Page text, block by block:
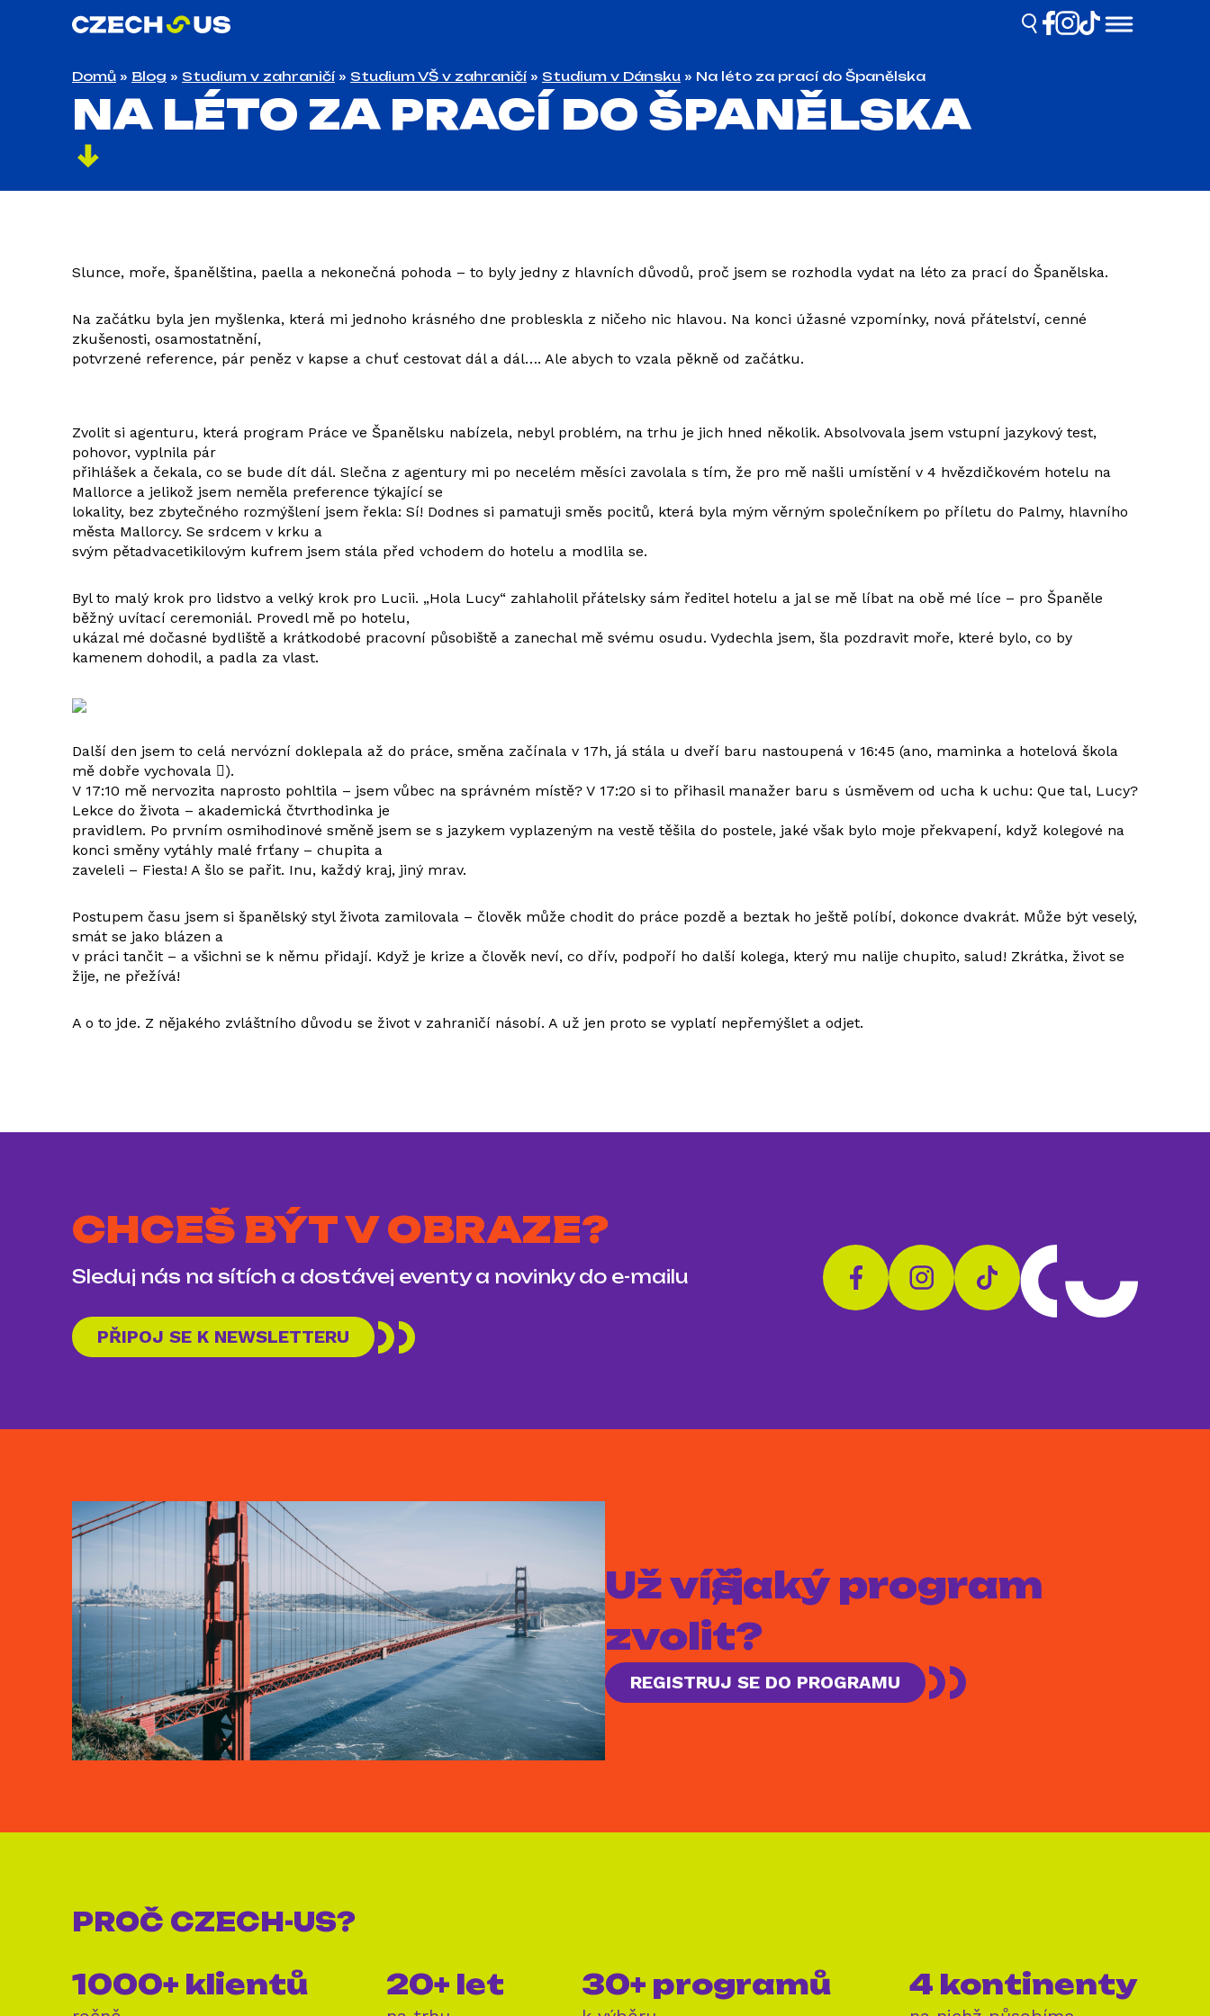
Domů » Blog » Studium v zahraničí» Studium VŠ v zahraničí» Studium v Dánsku » Na léto za prací do Španělska
NA LÉTO ZA PRACÍ DO ŠPANĚLSKA
Slunce, moře, španělština, paella a nekonečná pohoda – to byly jedny z hlavních důvodů, proč jsem se rozhodla vydat na léto za prací do Španělska.
Na začátku byla jen myšlenka, která mi jednoho krásného dne probleskla z ničeho nic hlavou. Na konci úžasné vzpomínky, nová přátelství, cenné
zkušenosti, osamostatnění,
potvrzené reference, pár peněz v kapse a chuť cestovat dál a dál…. Ale abych to vzala pěkně od začátku.
Zvolit si agenturu, která program Práce ve Španělsku nabízela, nebyl problém, na trhu je jich hned několik. Absolvovala jsem vstupní jazykový test,
pohovor, vyplnila pár
přihlášek a čekala, co se bude dít dál. Slečna z agentury mi po necelém měsíci zavolala s tím, že pro mě našli umístění v 4 hvězdičkovém hotelu na
Mallorce a jelikož jsem neměla preference týkající se
lokality, bez zbytečného rozmýšlení jsem řekla: Sí! Dodnes si pamatuji směs pocitů, která byla mým věrným společníkem po příletu do Palmy, hlavního
města Mallorcy. Se srdcem v krku a
svým pětadvacetikilovým kufrem jsem stála před vchodem do hotelu a modlila se.
Byl to malý krok pro lidstvo a velký krok pro Lucii. „Hola Lucy“ zahlaholil přátelsky sám ředitel hotelu a jal se mě líbat na obě mé líce – pro Španěle
běžný uvítací ceremoniál. Provedl mě po hotelu,
ukázal mé dočasné bydliště a krátkodobé pracovní působiště a zanechal mě svému osudu. Vydechla jsem, šla pozdravit moře, které bylo, co by
kamenem dohodil, a padla za vlast.
Další den jsem to celá nervózní doklepala až do práce, směna začínala v 17h, já stála u dveří baru nastoupená v 16:45 (ano, maminka a hotelová škola
mě dobře vychovala ).
V 17:10 mě nervozita naprosto pohltila – jsem vůbec na správném místě? V 17:20 si to přihasil manažer baru s úsměvem od ucha k uchu: Que tal, Lucy?
Lekce do života – akademická čtvrthodinka je
pravidlem. Po prvním osmihodinové směně jsem se s jazykem vyplazeným na vestě těšila do postele, jaké však bylo moje překvapení, když kolegové na
konci směny vytáhly malé frťany – chupita a
zaveleli – Fiesta! A šlo se pařit. Inu, každý kraj, jiný mrav.
Postupem času jsem si španělský styl života zamilovala – člověk může chodit do práce pozdě a beztak ho ještě políbí, dokonce dvakrát. Může být veselý,
smát se jako blázen a
v práci tančit – a všichni se k němu přidají. Když je krize a člověk neví, co dřív, podpoří ho další kolega, který mu nalije chupito, salud! Zkrátka, život se
žije, ne přežívá!
A o to jde. Z nějakého zvláštního důvodu se život v zahraničí násobí. A už jen proto se vyplatí nepřemýšlet a odjet.
CHCEŠ BÝT V OBRAZE?
Sleduj nás na sítích a dostávej eventy a novinky do e-mailu
PŘIPOJ SE K NEWSLETTERU
Už víš, jaký program
zvolit?
REGISTRUJ SE DO PROGRAMU
PROČ CZECH-US?
1000+ klientů 20+ let 30+ programů 4 kontinenty